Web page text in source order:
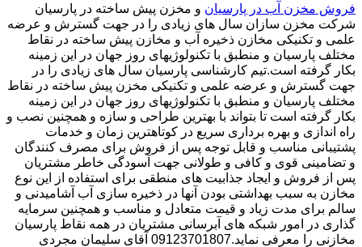
فروش مخزن آب در پارسیان و مخزن پیش ساخته در پارسیان
شرکت مخزن سازان سال های زیادی را در جهت گسترش و عرضه
علمی و تکنیکی مخازن ذخیره آب و مخازن پیش ساخته در نقاط
مختلف پارسیان و منطبق با تکنولوژیهای روز جهان در این زمینه
بکار گرفته است.تیم کارشناسی پارسیان سال های زیادی را در
جهت گسترش و عرضه علمی و تکنیکی مخزن پیش ساخته در نقاط
مختلف پارسیان و منطبق با تکنولوژیهای روز جهان در این زمینه
بکار گرفته است تا بتواند با بهترین طراحی و سازه و همچنین نصب و
راه اندازی و بهره برداری سریع در کوتاهترین زمان و خدمات
پشتیبانی مناسب و قابل توجه پس از فروش برای مصرف کنندگان
و تضامینی قوی و کافی و طولانی جهت آسودگی خاطر مشتریان
پس از فروش و ایجاد جذابیت های منطقی برای استفاده از این نوع
مخازن به سبب بهداشتی بودن آنها در ذخیره سازی آب آشامیدنی و
سالم برای مدت زیاد و قیمت متعادل و مناسب و همچنین سرمایه
گذاری در امور شبکه های آبرسانی مشتریان در همه نقاط پارسیان
مخازنی را معرفی نماید.09123701807 آقای سلیمان مجردی